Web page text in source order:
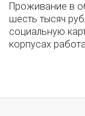
Проживание в
шесть тысяч
социальную
корпусах